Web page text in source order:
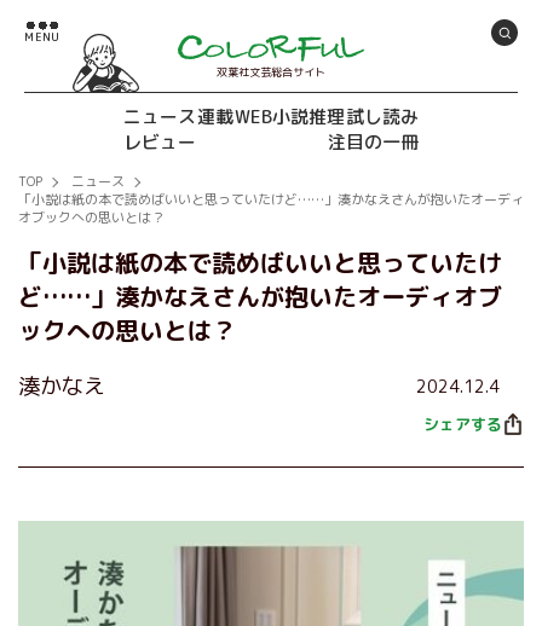
双葉社文芸総合サイト
ニュース連載WEB小説推理試し読み
レビュー
注目の一冊
TOP
ニュース
「小説は紙の本で読めばいいと思っていたけど……」湊かなえさんが抱いたオーディ
オブックへの思いとは？
「小説は紙の本で読めばいいと思っていたけ
ど……」湊かなえさんが抱いたオーディオブ
ックへの思いとは？
湊かなえ 2024.12.4
シェアする